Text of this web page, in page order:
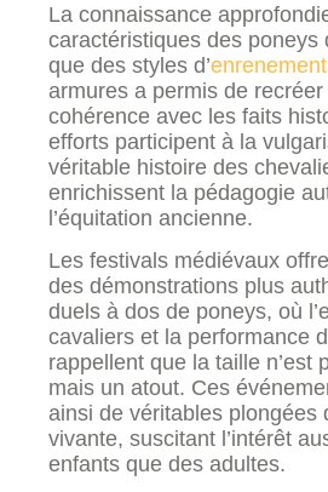
La connaissance
caractéristiques des poneys
que des styles d’
armures a permis de
cohérence avec les faits
efforts participent à la
véritable histoire des
enrichissent la pédagogie
l’équitation ancienne.
Les festivals médiévaux
des démonstrations plus
duels à dos de poneys, où
cavaliers et la performance
rappellent que la taille n’est
mais un atout. Ces
ainsi de véritables plongées
vivante, suscitant l’intérêt
enfants que des adultes.